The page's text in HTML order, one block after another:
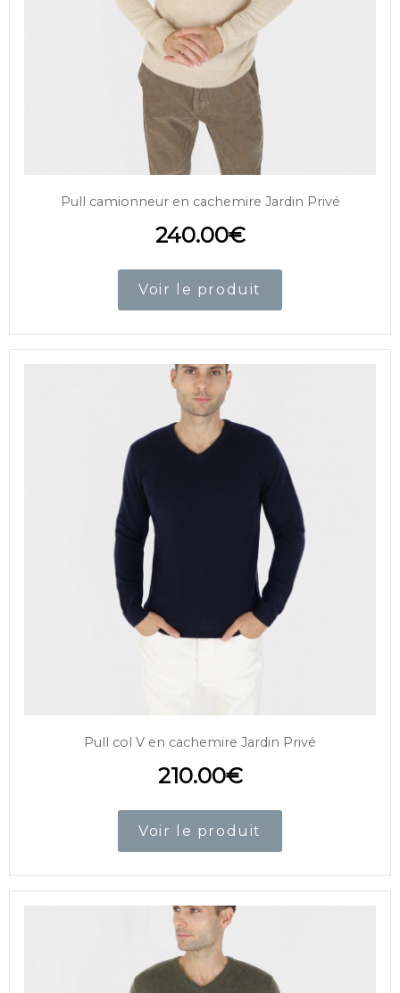
Pull camionneur en cachemire Jardin Privé
240.00€
Voir le produit
Pull col V en cachemire Jardin Privé
210.00€
Voir le produit